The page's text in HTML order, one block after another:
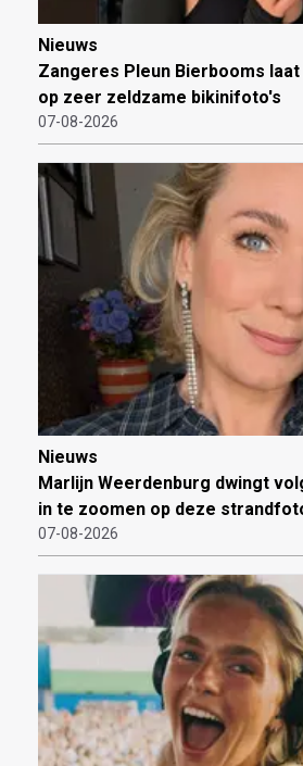
Nieuws
Zangeres Pleun Bierbooms
op zeer zeldzame bikinifoto's
07-08-2026
Nieuws
Marlijn Weerdenburg dwingt
in te zoomen op deze
07-08-2026